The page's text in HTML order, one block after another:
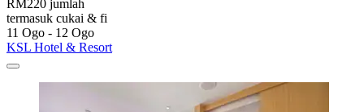
RM220 jumlah
termasuk cukai & fi
11 Ogo - 12 Ogo
KSL Hotel & Resort